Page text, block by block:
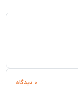
0 دیدگاه